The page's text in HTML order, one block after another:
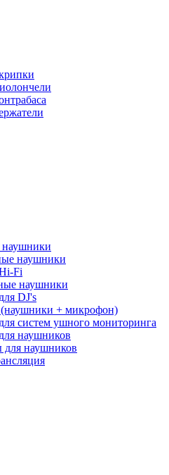
наушники
Fi
наушники
DJ's
+ микрофон)
систем ушного мониторинга
наушников
для наушников